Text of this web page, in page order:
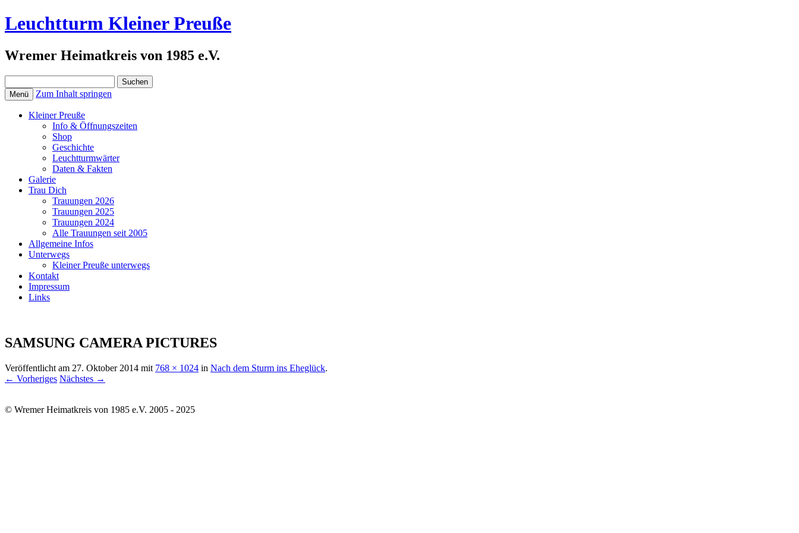
Leuchtturm Kleiner Preuße
Wremer Heimatkreis von 1985 e.V.
nach:
Menü Zum Inhalt springen
Kleiner Preuße
Info & Öffnungszeiten
Shop
Geschichte
Leuchtturmwärter
Daten & Fakten
Galerie
Trau Dich
Trauungen 2026
Trauungen 2025
Trauungen 2024
Alle Trauungen seit 2005
Allgemeine Infos
Unterwegs
Kleiner Preuße unterwegs
Kontakt
Impressum
Links
SAMSUNG CAMERA PICTURES
Veröffentlicht am 27. Oktober 2014 mit 768 × 1024 in Nach dem Sturm ins Eheglück.
← Vorheriges Nächstes →
© Wremer Heimatkreis von 1985 e.V. 2005 - 2025